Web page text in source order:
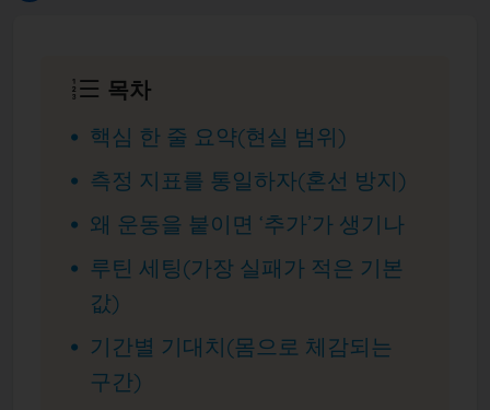
목차
핵심 한 줄 요약(현실 범위)
측정 지표를 통일하자(혼선 방지)
왜 운동을 붙이면 ‘추가’가 생기나
루틴 세팅(가장 실패가 적은 기본
값)
기간별 기대치(몸으로 체감되는
구간)